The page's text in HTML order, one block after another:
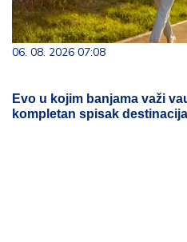
06. 08. 2026 07:08
Evo u kojim banjama važi
kompletan spisak